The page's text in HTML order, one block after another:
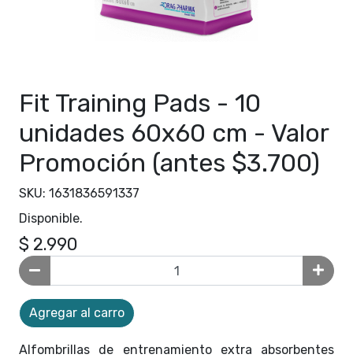
Fit Training Pads - 10
unidades 60x60 cm - Valor
Promoción (antes $3.700)
SKU: 1631836591337
Disponible.
$ 2.990
Agregar al carro
Alfombrillas de entrenamiento extra absorbentes